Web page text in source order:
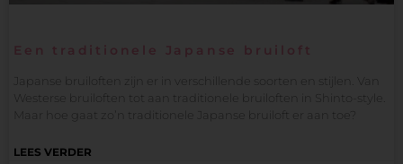
Een traditionele Japanse bruiloft
Japanse bruiloften zijn er in verschillende soorten en stijlen. Van
Westerse bruiloften tot aan traditionele bruiloften in Shinto-style.
Maar hoe gaat zo’n traditionele Japanse bruiloft er aan toe?
LEES VERDER